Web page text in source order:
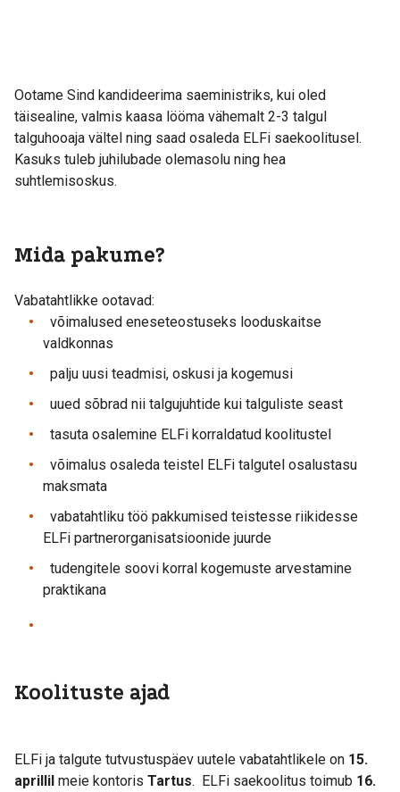
Ootame Sind kandideerima saeministriks, kui oled
täisealine, valmis kaasa lööma vähemalt 2-3 talgul
talguhooaja vältel ning saad osaleda ELFi saekoolitusel.
Kasuks tuleb juhilubade olemasolu ning hea
suhtlemisoskus.
Mida pakume?
Vabatahtlikke ootavad:
võimalused eneseteostuseks looduskaitse
valdkonnas
palju uusi teadmisi, oskusi ja kogemusi
uued sõbrad nii talgujuhtide kui talguliste seast
tasuta osalemine ELFi korraldatud koolitustel
võimalus osaleda teistel ELFi talgutel osalustasu
maksmata
vabatahtliku töö pakkumised teistesse riikidesse
ELFi partnerorganisatsioonide juurde
tudengitele soovi korral kogemuste arvestamine
praktikana
Koolituste ajad
ELFi ja talgute tutvustuspäev uutele vabatahtlikele on 15.
aprillil meie kontoris Tartus. ELFi saekoolitus toimub 16.